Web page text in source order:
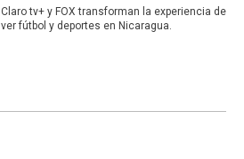
Claro tv+ y FOX transforman la experiencia de
ver fútbol y deportes en Nicaragua.